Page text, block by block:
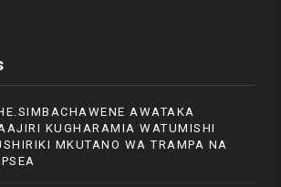
AWATAKA
KUGHARAMIA WATUMISHI
MKUTANO WA TRAMPA NA